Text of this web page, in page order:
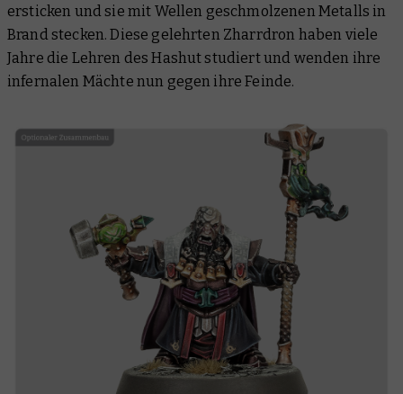
ersticken und sie mit Wellen geschmolzenen Metalls in
Brand stecken. Diese gelehrten Zharrdron haben viele
Jahre die Lehren des Hashut studiert und wenden ihre
infernalen Mächte nun gegen ihre Feinde.